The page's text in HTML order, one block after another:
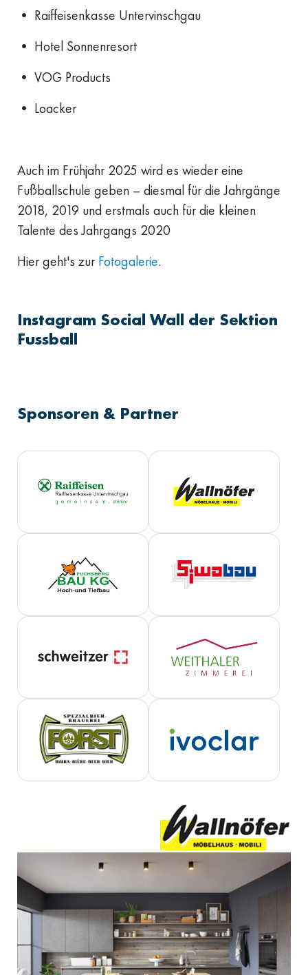
•⁠ ⁠Raiffeisenkasse Untervinschgau
•⁠ ⁠Hotel Sonnenresort
•⁠ ⁠VOG Products
•⁠ ⁠Loacker
Auch im Frühjahr 2025 wird es wieder eine
Fußballschule geben – diesmal für die Jahrgänge
2018, 2019 und erstmals auch für die kleinen
Talente des Jahrgangs 2020
Hier geht's zur Fotogalerie.
Instagram Social Wall der Sektion
Fussball
Sponsoren & Partner